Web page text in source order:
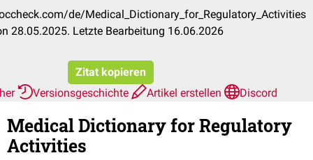
de/Medical_Dictionary_for_Regulatory_Activities
28.05.2025. Letzte Bearbeitung 16.06.2026
Zitat kopieren
Versionsgeschichte Artikel erstellen Discord
Medical Dictionary for Regulatory
Activities